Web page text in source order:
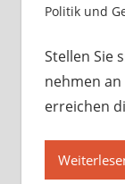
Politik und
Stellen Sie
nehmen
erreichen